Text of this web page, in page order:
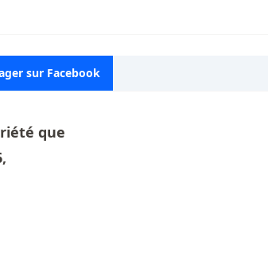
sur Facebook
que